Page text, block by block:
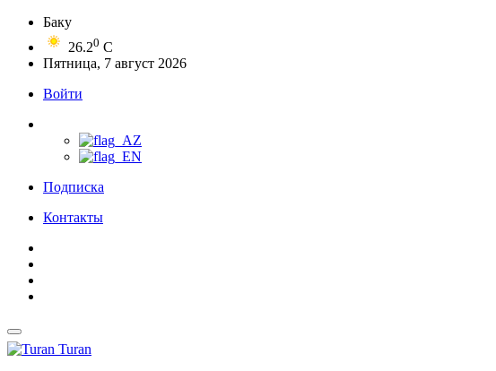
Баку
26.20 C
Пятница, 7 август 2026
Войти
Подписка
Контакты
Turan